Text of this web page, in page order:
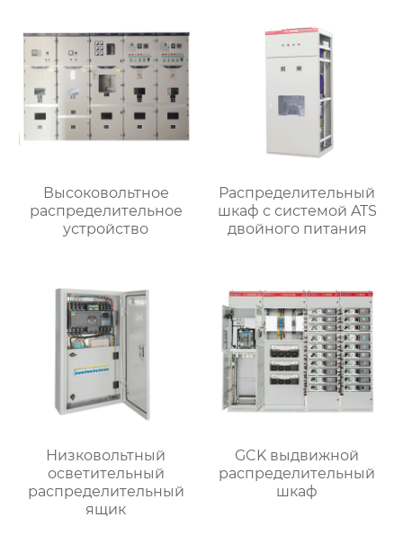
Высоковольтное
распределительное
устройство
Распределительный
шкаф с системой ATS
двойного питания
Низковольтный
осветительный
распределительный
ящик
GCK выдвижной
распределительный
шкаф